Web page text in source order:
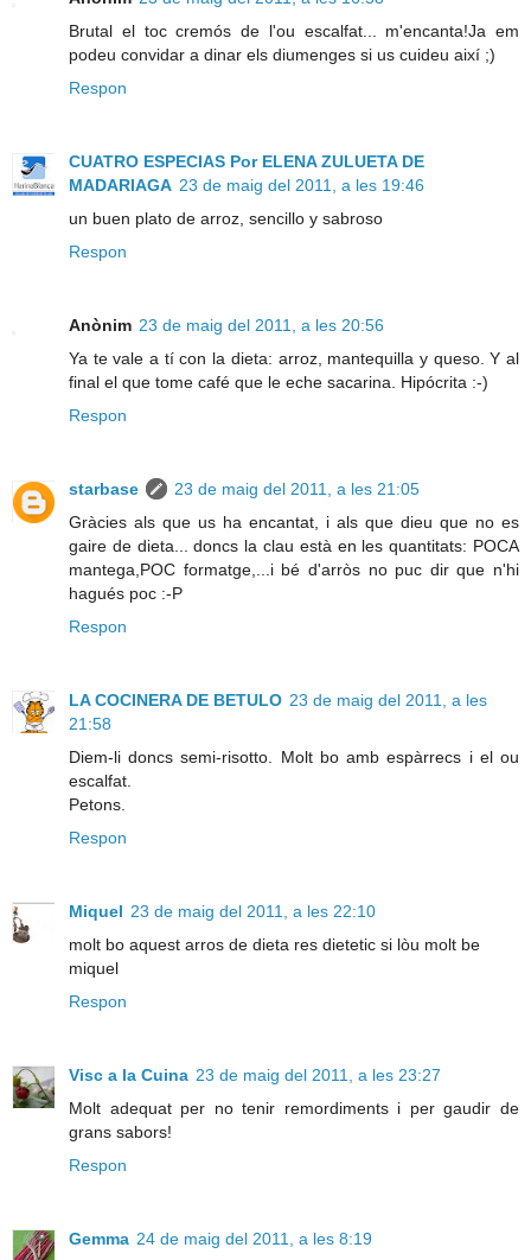
Brutal el toc cremós de l'ou escalfat... m'encanta!Ja em
podeu convidar a dinar els diumenges si us cuideu així ;)
Respon
CUATRO ESPECIAS Por ELENA ZULUETA DE
MADARIAGA 23 de maig del 2011, a les 19:46
un buen plato de arroz, sencillo y sabroso
Respon
Anònim 23 de maig del 2011, a les 20:56
Ya te vale a tí con la dieta: arroz, mantequilla y queso. Y al
final el que tome café que le eche sacarina. Hipócrita :-)
Respon
starbase
23 de maig del 2011, a les 21:05
Gràcies als que us ha encantat, i als que dieu que no es
gaire de dieta... doncs la clau està en les quantitats: POCA
mantega,POC formatge,...i bé d'arròs no puc dir que n'hi
hagués poc :-P
Respon
LA COCINERA DE BETULO 23 de maig del 2011, a les
21:58
Diem-li doncs semi-risotto. Molt bo amb espàrrecs i el ou
escalfat.
Petons.
Respon
Miquel 23 de maig del 2011, a les 22:10
molt bo aquest arros de dieta res dietetic si lòu molt be
miquel
Respon
Visc a la Cuina 23 de maig del 2011, a les 23:27
Molt adequat per no tenir remordiments i per gaudir de
grans sabors!
Respon
Gemma 24 de maig del 2011, a les 8:19